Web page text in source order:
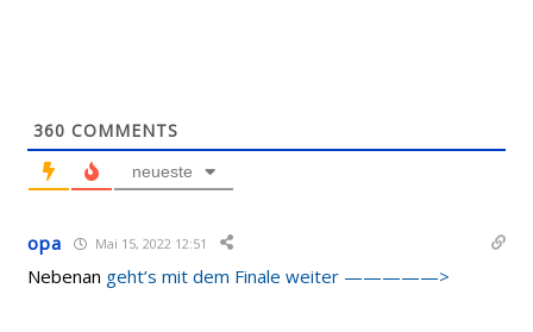
360 COMMENTS
neueste
opa Mai 15, 2022 12:51
Nebenan geht’s mit dem Finale weiter —————>